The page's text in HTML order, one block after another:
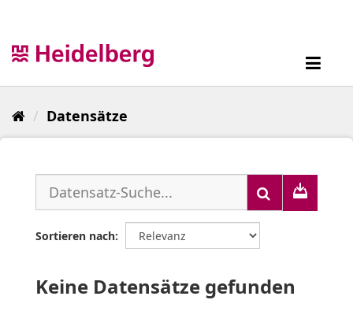
Datensätze
Sortieren nach
Keine Datensätze gefunden